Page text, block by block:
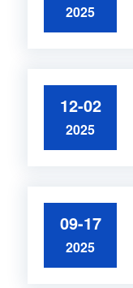
2025
12-02
2025
09-17
2025